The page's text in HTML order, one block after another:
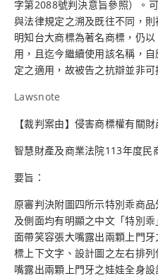
字第2088號判決意旨參照）。
與法律規定之溯及既往不同，
明知台大商標為著名商標，仍
用，且迄今繼續使用該名稱，
定之適用，故被告之抗辯並非可
Lawsnote
【裁判案由】侵害商標權有關
智慧財產及商業法院113年度民
要旨：
原審判決附圖四所示特別乖商
及側面均有明顯之中文「特別
面帶笑容張大嘴露出兩顆上門
標上下文字、設計圖之左右排
嘴露出兩顆上門牙之娃娃全身